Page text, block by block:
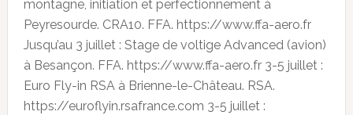
montagne, initiation et perfectionnement à
Peyresourde. CRA10. FFA. https://www.ffa-aero.fr
Jusqu’au 3 juillet : Stage de voltige Advanced (avion)
à Besançon. FFA. https://www.ffa-aero.fr 3-5 juillet :
Euro Fly-in RSA à Brienne-le-Château. RSA.
https://euroflyin.rsafrance.com 3-5 juillet :